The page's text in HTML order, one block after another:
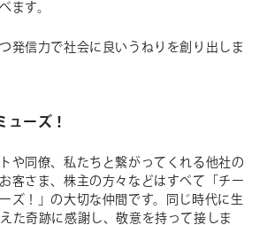
ます。
発信力で社会に良いうねりを創り出しま
ューズ！
や同僚、私たちと繋がってくれる他社の
客さま、株主の方々などはすべて「チー
ズ！」の大切な仲間です。同じ時代に生
た奇跡に感謝し、敬意を持って接しま